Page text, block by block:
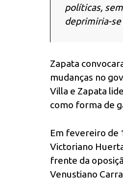
políticas,
deprimiria-se
Zapata
mudanças no
Villa e Zapata
como forma de
Em fevereiro de
Victoriano
frente da
Venustiano